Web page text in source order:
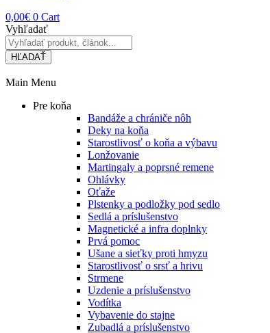
0,00€ 0 Cart
Vyhľadať
HĽADAŤ
Main Menu
Pre koňa
Bandáže a chrániče nôh
Deky na koňa
Starostlivosť o koňa a výbavu
Lonžovanie
Martingaly a poprsné remene
Ohlávky
Oťaže
Plstenky a podložky pod sedlo
Sedlá a príslušenstvo
Magnetické a infra doplnky
Prvá pomoc
Ušane a sieťky proti hmyzu
Starostlivosť o srsť a hrivu
Strmene
Uzdenie a príslušenstvo
Vodítka
Vybavenie do stajne
Zubadlá a príslušenstvo